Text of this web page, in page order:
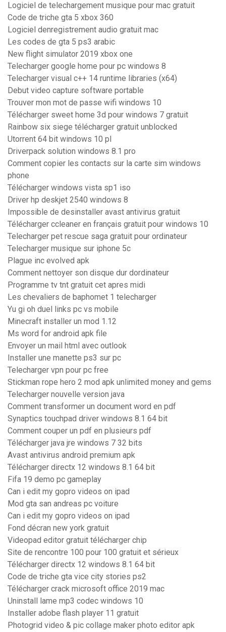
Logiciel de telechargement musique pour mac gratuit
Code de triche gta 5 xbox 360
Logiciel denregistrement audio gratuit mac
Les codes de gta 5 ps3 arabic
New flight simulator 2019 xbox one
Telecharger google home pour pc windows 8
Telecharger visual c++ 14 runtime libraries (x64)
Debut video capture software portable
Trouver mon mot de passe wifi windows 10
Télécharger sweet home 3d pour windows 7 gratuit
Rainbow six siege télécharger gratuit unblocked
Utorrent 64 bit windows 10 pl
Driverpack solution windows 8.1 pro
Comment copier les contacts sur la carte sim windows
phone
Télécharger windows vista sp1 iso
Driver hp deskjet 2540 windows 8
Impossible de desinstaller avast antivirus gratuit
Télécharger ccleaner en français gratuit pour windows 10
Telecharger pet rescue saga gratuit pour ordinateur
Telecharger musique sur iphone 5c
Plague inc evolved apk
Comment nettoyer son disque dur dordinateur
Programme tv tnt gratuit cet apres midi
Les chevaliers de baphomet 1 telecharger
Yu gi oh duel links pc vs mobile
Minecraft installer un mod 1.12
Ms word for android apk file
Envoyer un mail html avec outlook
Installer une manette ps3 sur pc
Telecharger vpn pour pc free
Stickman rope hero 2 mod apk unlimited money and gems
Telecharger nouvelle version java
Comment transformer un document word en pdf
Synaptics touchpad driver windows 8.1 64 bit
Comment couper un pdf en plusieurs pdf
Télécharger java jre windows 7 32 bits
Avast antivirus android premium apk
Télécharger directx 12 windows 8.1 64 bit
Fifa 19 demo pc gameplay
Can i edit my gopro videos on ipad
Mod gta san andreas pc voiture
Can i edit my gopro videos on ipad
Fond décran new york gratuit
Videopad editor gratuit télécharger chip
Site de rencontre 100 pour 100 gratuit et sérieux
Télécharger directx 12 windows 8.1 64 bit
Code de triche gta vice city stories ps2
Télécharger crack microsoft office 2019 mac
Uninstall lame mp3 codec windows 10
Installer adobe flash player 11 gratuit
Photogrid video & pic collage maker photo editor apk